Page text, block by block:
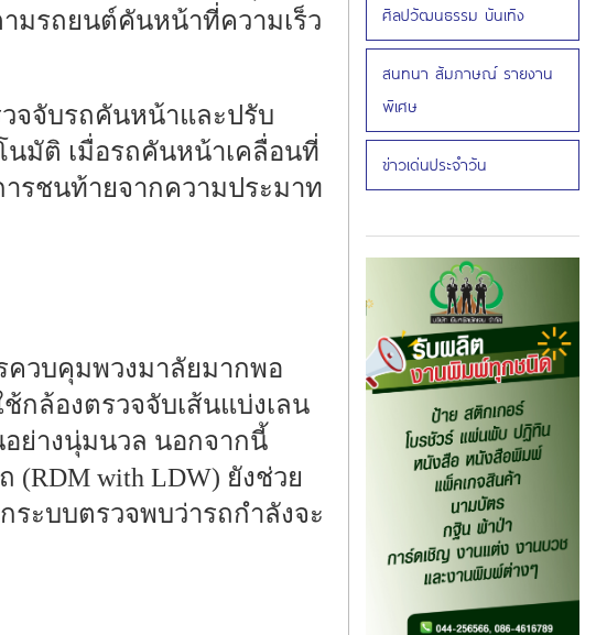
มรถยนต์คันหน้าที่ความเร็ว
จจับรถคันหน้าและปรับ
นมัติ เมื่อรถคันหน้าเคลื่อนที่
รชนท้ายจากความประมาท
ควบคุมพวงมาลัยมากพอ
กล้องตรวจจับเส้นแบ่งเลน
อย่างนุ่มนวล นอกจากนี้
(RDM with LDW) ยังช่วย
ระบบตรวจพบว่ารถกำลังจะ
ศิลปวัฒนธรรม บันเทิง
สนทนา สัมภาษณ์ รายงาน
พิเศษ
ข่าวเด่นประจำวัน